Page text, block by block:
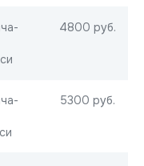
4800 руб.
5300 руб.